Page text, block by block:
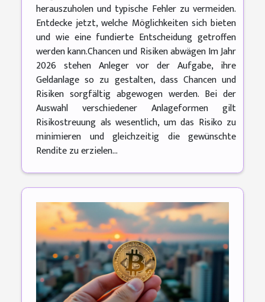
herauszuholen und typische Fehler zu vermeiden.
Entdecke jetzt, welche Möglichkeiten sich bieten
und wie eine fundierte Entscheidung getroffen
werden kann.Chancen und Risiken abwägen Im Jahr
2026 stehen Anleger vor der Aufgabe, ihre
Geldanlage so zu gestalten, dass Chancen und
Risiken sorgfältig abgewogen werden. Bei der
Auswahl verschiedener Anlageformen gilt
Risikostreuung als wesentlich, um das Risiko zu
minimieren und gleichzeitig die gewünschte
Rendite zu erzielen...